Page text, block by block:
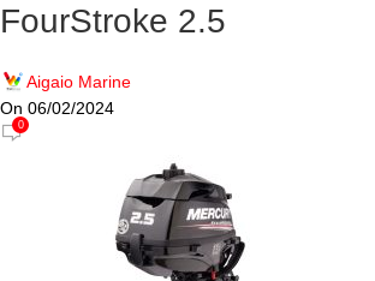
FourStroke 2.5
Aigaio Marine
On 06/02/2024
0